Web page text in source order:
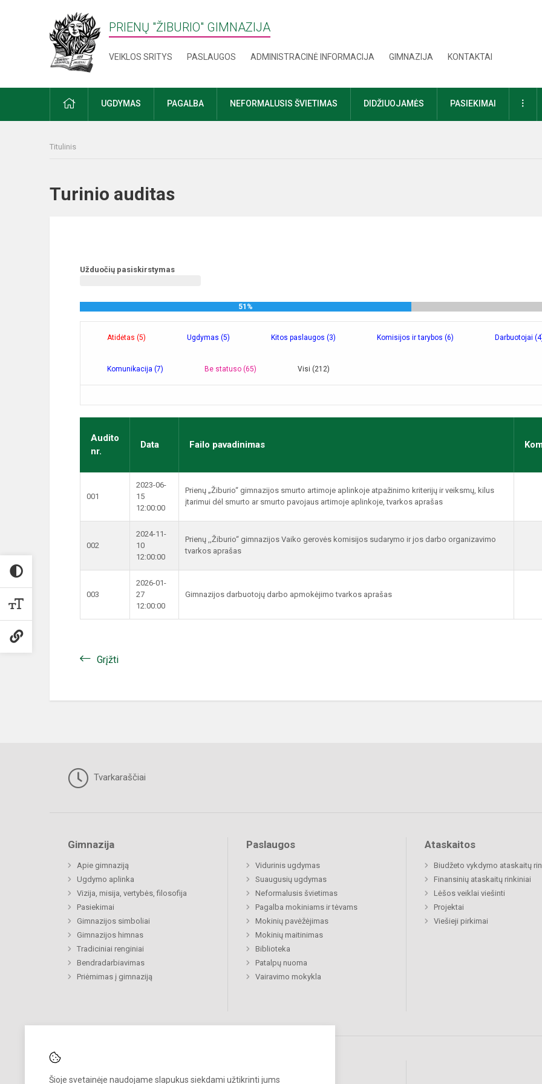
Šioje svetainėje naudojame slapukus siekdami užtikrinti jums
PRIENŲ "ŽIBURIO" GIMNAZIJA
VEIKLOS SRITYS PASLAUGOS ADMINISTRACINĖ INFORMACIJA GIMNAZIJA KONTAKTAI
PRADŽIAUGDYMAS PAGALBA NEFORMALUSIS ŠVIETIMAS DIDŽIUOJAMĖS PASIEKIMAI
Titulinis
Turinio auditas
Užduočių pasiskirstymas
51%
Atidėtas (5) Ugdymas (5) Kitos paslaugos (3) Komisijos ir tarybos (6) Darbuotojai
Komunikacija (7) Be statuso (65) Visi (212)
Audito
nr.
Data Failo pavadinimas
001
2023-06-
15
12:00:00
Prienų „Žiburio“ gimnazijos smurto artimoje aplinkoje atpažinimo kriterijų ir veiksmų, kilus
įtarimui dėl smurto ar smurto pavojaus artimoje aplinkoje, tvarkos aprašas
002
2024-11-
10
12:00:00
Prienų ,,Žiburio“ gimnazijos Vaiko gerovės komisijos sudarymo ir jos darbo organizavimo
tvarkos aprašas
003
2026-01-
27
12:00:00
Gimnazijos darbuotojų darbo apmokėjimo tvarkos aprašas
Grįžti
Tvarkaraščiai
Gimnazija
Apie gimnaziją
Ugdymo aplinka
Vizija, misija, vertybės, filosofija
Pasiekimai
Gimnazijos simboliai
Gimnazijos himnas
Tradiciniai renginiai
Bendradarbiavimas
Priėmimas į gimnaziją
Paslaugos
Vidurinis ugdymas
Suaugusių ugdymas
Neformalusis švietimas
Pagalba mokiniams ir tėvams
Mokinių pavėžėjimas
Mokinių maitinimas
Biblioteka
Patalpų nuoma
Vairavimo mokykla
Ataskaitos
Biudžeto vykdymo ataskaitų
Finansinių ataskaitų rinkiniai
Lėšos veiklai viešinti
Projektai
Viešieji pirkimai